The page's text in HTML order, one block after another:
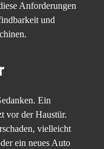
Anforderungen
und
Ein
vor der Haustür.
vielleicht
ein neues Auto